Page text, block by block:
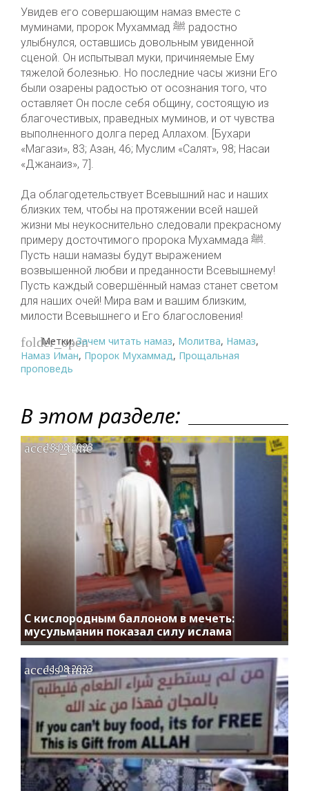
Увидев его совершающим намаз вместе с
муминами, пророк Мухаммад ﷺ радостно
улыбнулся, оставшись довольным увиденной
сценой. Он испытывал муки, причиняемые Ему
тяжелой болезнью. Но последние часы жизни Его
были озарены радостью от осознания того, что
оставляет Он после себя общину, состоящую из
благочестивых, праведных муминов, и от чувства
выполненного долга перед Аллахом. [Бухари
«Магази», 83; Азан, 46; Муслим «Салят», 98; Насаи
«Джанаиз», 7].
Да облагодетельствует Всевышний нас и наших
близких тем, чтобы на протяжении всей нашей
жизни мы неукоснительно следовали прекрасному
примеру досточтимого пророка Мухаммада ﷺ.
Пусть наши намазы будут выражением
возвышенной любви и преданности Всевышнему!
Пусть каждый совершённый намаз станет светом
для наших очей! Мира вам и вашим близким,
милости Всевышнего и Его благословения!
folder_open
Метки:Зачем читать намаз, Молитва, Намаз,
Намаз Иман, Пророк Мухаммад, Прощальная
проповедь
В этом разделе:
С кислородным баллоном в мечеть:
мусульманин показал силу ислама
access_time
18.08.2023
access_time
11.08.2023